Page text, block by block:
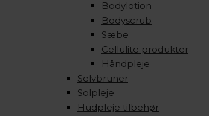
Bodylotion
Bodyscrub
Sæbe
Cellulite produkter
Håndpleje
Selvbruner
Solpleje
Hudpleje tilbehør